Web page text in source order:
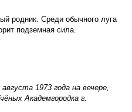
родник. Среди обычного луга
подземная сила.
1973 года на вечере,
Академгородка г.